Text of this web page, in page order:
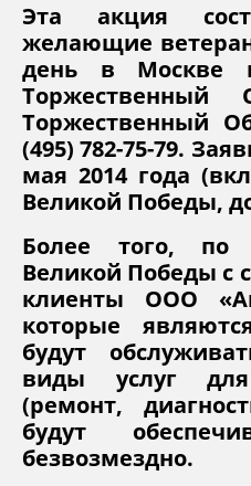
Эта акция
желающие
день в Москве
Торжественный
(495) 782-75-79.
мая 2014 года
Великой Победы,
Более того, по
Великой Победы с
клиенты ООО
которые
будут
виды услуг
(ремонт,
будут
безвозмездно.